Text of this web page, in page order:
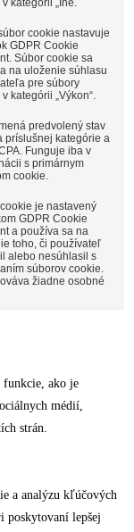
kategórii „Iné.
cookie nastavuje
GDPR Cookie
Súbor cookie sa
na uloženie súhlasu
pre súbory
kategórii „Výkon“.
predvolený stav
príslušnej kategórie a
Funguje iba v
s primárnym
cookie.
je nastavený
GDPR Cookie
a používa sa na
toho, či používateľ
alebo nesúhlasil s
súborov cookie.
žiadne osobné
funkcie, ako je
médií,
strán.
a analýzu kľúčových
poskytovaní lepšej